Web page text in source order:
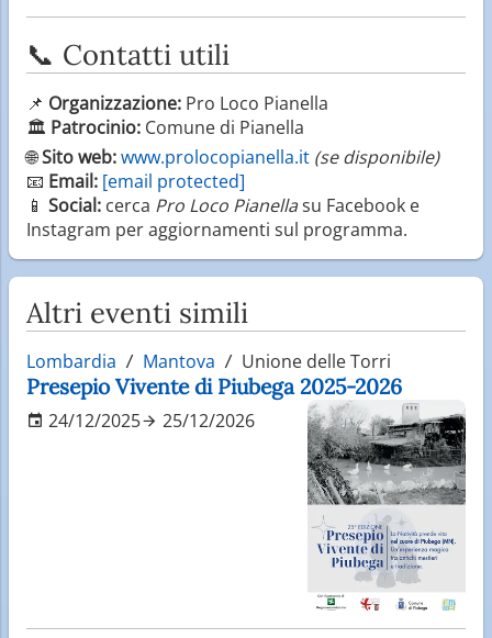
📞 Contatti utili
📌 Organizzazione: Pro Loco Pianella
🏛️ Patrocinio: Comune di Pianella
🌐Sito web:www.prolocopianella.it (se disponibile)
📧 Email: [email protected]
📱 Social: cerca Pro Loco Pianellasu Facebook e
Instagram per aggiornamenti sul programma.
Altri eventi simili
Lombardia Mantova Unione delle Torri
Presepio Vivente di Piubega 2025-2026
24/12/2025 25/12/2026